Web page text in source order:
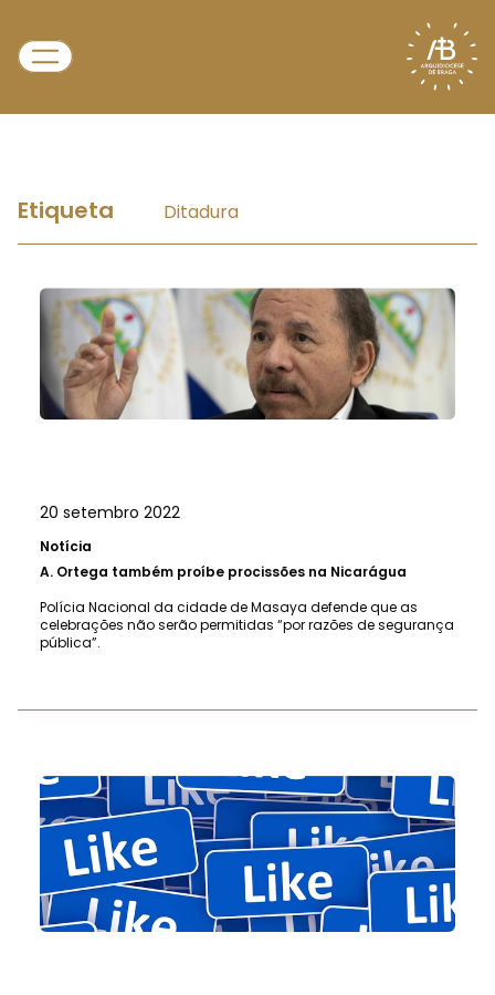
Etiqueta Ditadura
20 setembro 2022
Notícia
A. Ortega também proíbe procissões na Nicarágua
Polícia Nacional da cidade de Masaya defende que as
celebrações não serão permitidas “por razões de segurança
pública”.